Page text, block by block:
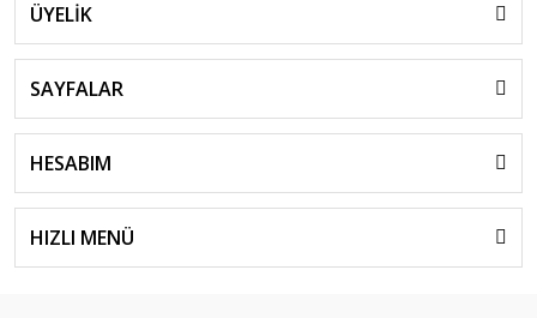
ÜYELİK
SAYFALAR
HESABIM
HIZLI MENÜ